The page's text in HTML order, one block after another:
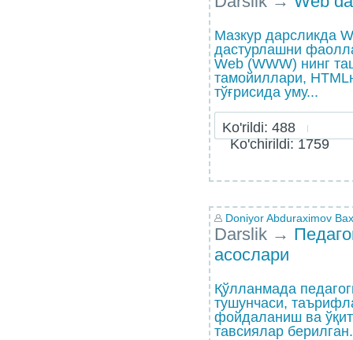
Мазкур дарсликда
дастурлашни
Web (WWW) нинг
тамойиллари,
тўғрисида уму...
Ko'rildi: 488
Ko'chirildi: 1759
Doniyor Abduraximov
Darslik →
асослари
Қўлланмада
тушунчаси,
фойдаланиш ва
тавсиялар берилган.